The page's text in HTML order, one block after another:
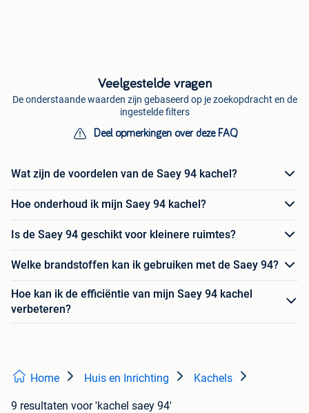
Veelgestelde vragen
De onderstaande waarden zijn gebaseerd op je zoekopdracht en de
ingestelde filters
Deel opmerkingen over deze FAQ
Wat zijn de voordelen van de Saey 94 kachel?
Hoe onderhoud ik mijn Saey 94 kachel?
Is de Saey 94 geschikt voor kleinere ruimtes?
Welke brandstoffen kan ik gebruiken met de Saey 94?
Hoe kan ik de efficiëntie van mijn Saey 94 kachel
verbeteren?
Home Huis en Inrichting Kachels
9 resultaten voor 'kachel saey 94'